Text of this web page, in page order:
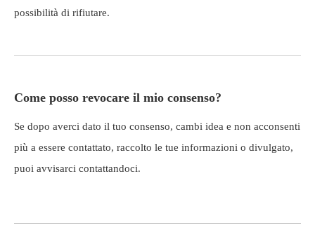
possibilità di rifiutare.
Come posso revocare il mio consenso?
Se dopo averci dato il tuo consenso, cambi idea e non acconsenti
più a essere contattato, raccolto le tue informazioni o divulgato,
puoi avvisarci contattandoci.